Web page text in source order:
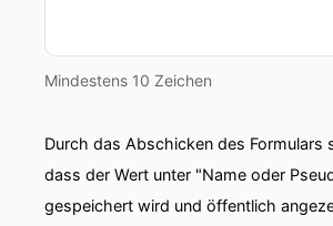
Mindestens 10 Zeichen
Durch das Abschicken des Formulars
dass der Wert unter "Name oder
gespeichert wird und öffentlich